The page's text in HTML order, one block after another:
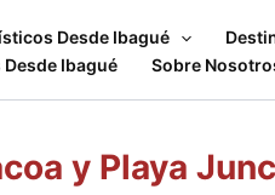
Desde Ibagué
Ibagué
Sobre
y Playa